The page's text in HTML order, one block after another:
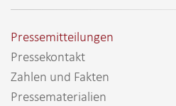
Pressemitteilungen
Pressekontakt
Zahlen und Fakten
Pressematerialien